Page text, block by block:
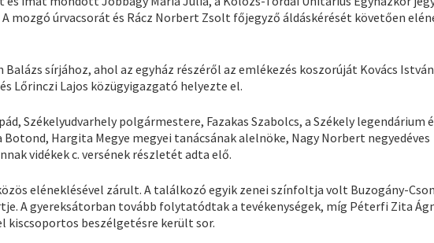
A mozgó úrvacsorát és Rácz Norbert Zsolt főjegyző áldáskérését követően
sírjához, ahol az egyház részéről az emlékezés koszorúját Kovács István
Lőrinczi Lajos közügyigazgató helyezte el.
Székelyudvarhely polgármestere, Fazakas Szabolcs, a Székely legendárium
Hargita Megye megyei tanácsának alelnöke, Nagy Norbert negyedéves
vidékek c. versének részletét adta elő.
eléneklésével zárult. A találkozó egyik zenei színfoltja volt Buzogány-
A gyereksátorban tovább folytatódtak a tevékenységek, míg Péterfi Zita
kiscsoportos beszélgetésre került sor.